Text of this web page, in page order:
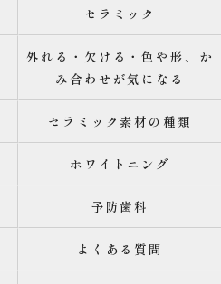
セラミック
外れる・欠ける・色や形、か
み合わせが気になる
セラミック素材の種類
ホワイトニング
予防歯科
よくある質問